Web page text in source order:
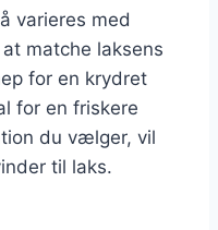
varieres med
matche laksens
for en krydret
for en friskere
du vælger, vil
til laks.